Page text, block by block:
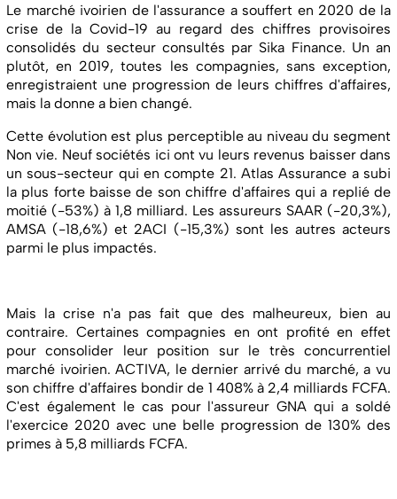
Le marché ivoirien de l'assurance a souffert en 2020 de la
crise de la Covid-19 au regard des chiffres provisoires
consolidés du secteur consultés par Sika Finance. Un an
plutôt, en 2019, toutes les compagnies, sans exception,
enregistraient une progression de leurs chiffres d'affaires,
mais la donne a bien changé.
Cette évolution est plus perceptible au niveau du segment
Non vie. Neuf sociétés ici ont vu leurs revenus baisser dans
un sous-secteur qui en compte 21. Atlas Assurance a subi
la plus forte baisse de son chiffre d'affaires qui a replié de
moitié (-53%) à 1,8 milliard. Les assureurs SAAR (-20,3%),
AMSA (-18,6%) et 2ACI (-15,3%) sont les autres acteurs
parmi le plus impactés.
Mais la crise n'a pas fait que des malheureux, bien au
contraire. Certaines compagnies en ont profité en effet
pour consolider leur position sur le très concurrentiel
marché ivoirien. ACTIVA, le dernier arrivé du marché, a vu
son chiffre d'affaires bondir de 1 408% à 2,4 milliards FCFA.
C'est également le cas pour l'assureur GNA qui a soldé
l'exercice 2020 avec une belle progression de 130% des
primes à 5,8 milliards FCFA.